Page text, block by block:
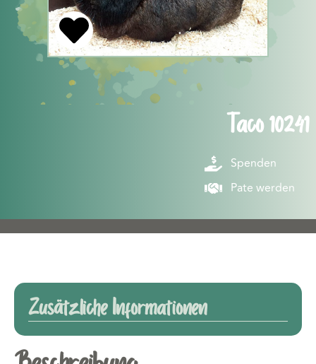
Taco 10241
Spenden
Pate werden
Zusätzliche Informationen